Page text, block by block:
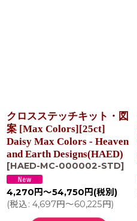
クロスステッチキット・図
案 [Max Colors][25ct]
Daisy Max Colors - Heaven
and Earth Designs(HAED)
[HAED-MC-000002-STD]
4,270 円～54,750 円 (税別)
(税込: 4,697円～60,225円)